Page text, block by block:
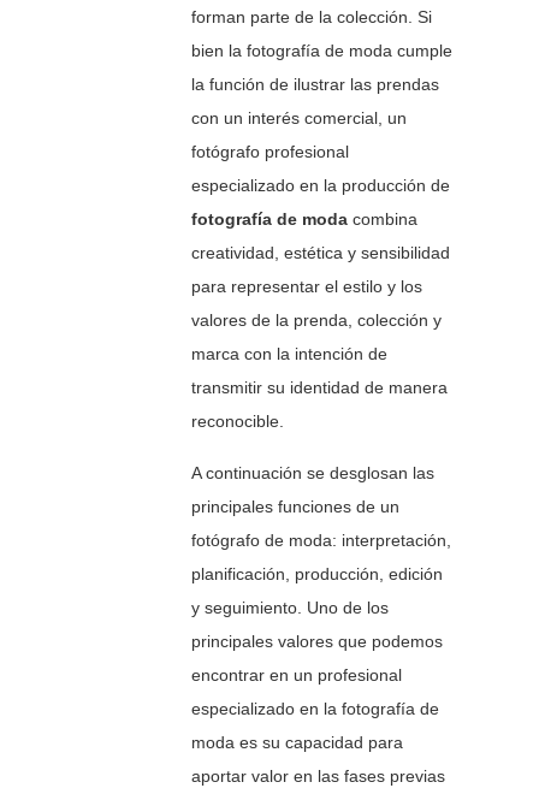
forman parte de la colección. Si
bien la fotografía de moda cumple
la función de ilustrar las prendas
con un interés comercial, un
fotógrafo profesional
especializado en la producción de
fotografía de moda combina
creatividad, estética y sensibilidad
para representar el estilo y los
valores de la prenda, colección y
marca con la intención de
transmitir su identidad de manera
reconocible.
A continuación se desglosan las
principales funciones de un
fotógrafo de moda: interpretación,
planificación, producción, edición
y seguimiento. Uno de los
principales valores que podemos
encontrar en un profesional
especializado en la fotografía de
moda es su capacidad para
aportar valor en las fases previas